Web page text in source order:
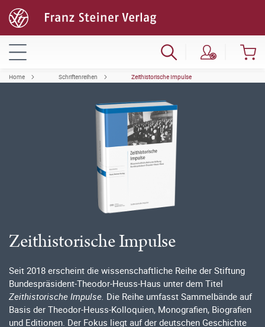
Home Schriftenreihen Zeithistorische Impulse
Zeithistorische Impulse
Seit 2018 erscheint die wissenschaftliche Reihe der Stiftung
Bundespräsident-Theodor-Heuss-Haus unter dem Titel
Zeithistorische Impulse. Die Reihe umfasst Sammelbände auf
Basis der Theodor-Heuss-Kolloquien, Monografien, Biografien
und Editionen. Der Fokus liegt auf der deutschen Geschichte